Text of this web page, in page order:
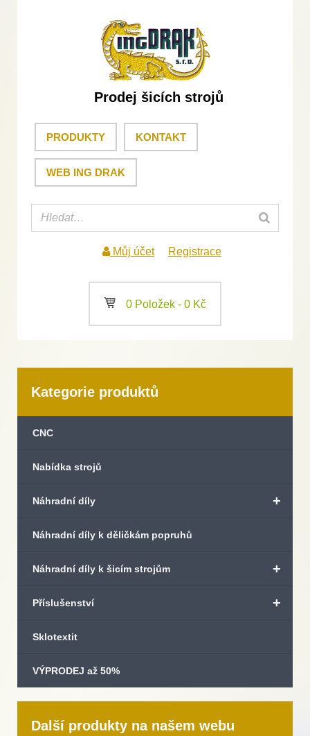
Prodej šicích strojů
PRODUKTY KONTAKT
WEB ING DRAK
Můj účet Registrace
a 0 Položek - 0 Kč
Kategorie produktů
CNC
Nabídka strojů
+
Náhradní díly
Náhradní díly k děličkám popruhů
+
Náhradní díly k šicím strojům
+
Příslušenství
Sklotextit
VÝPRODEJ až 50%
Další produkty na našem webu